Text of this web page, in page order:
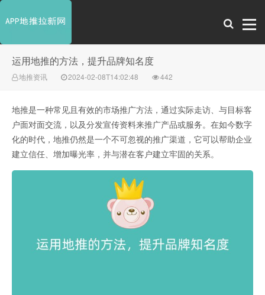
运用地推的方法，提升品牌知名度
地推资讯 2024-02-08T14:02:48 442
地推是一种常见且有效的市场推广方法，通过实际走访、与目标客
户面对面交流，以及分发宣传资料来推广产品或服务。在如今数字
化的时代，地推仍然是一个不可忽视的推广渠道，它可以帮助企业
建立信任、增加曝光率，并与潜在客户建立牢固的关系。